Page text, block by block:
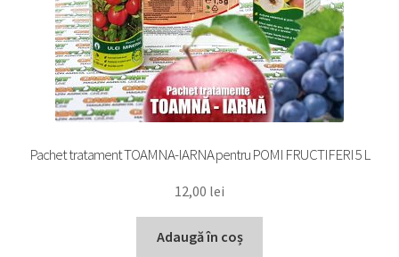
Pachet tratament TOAMNA-IARNA pentru POMI FRUCTIFERI 5 L
12,00 lei
Adaugă în coș